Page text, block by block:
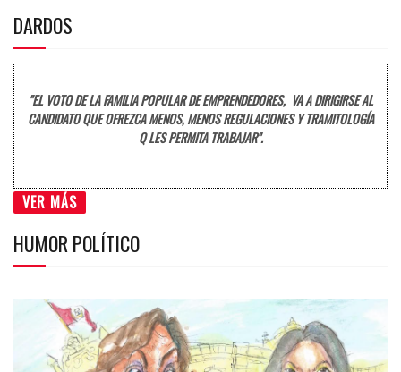
DARDOS
"EL VOTO DE LA FAMILIA POPULAR DE EMPRENDEDORES, VA A DIRIGIRSE AL
CANDIDATO QUE OFREZCA MENOS, MENOS REGULACIONES Y TRAMITOLOGÍA
Q LES PERMITA TRABAJAR".
VER MÁS
HUMOR POLÍTICO